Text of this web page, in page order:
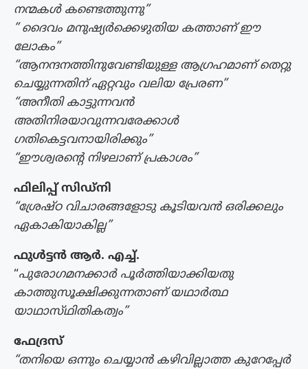
നന്മകൾ കണ്ടെത്തുന്നു”
” ദൈവം മനുഷ്യർക്കെഴുതിയ കത്താണ് ഈ
ലോകം”
“ആനന്ദനത്തിനുവേണ്ടിയുള്ള ആഗ്രഹമാണ് തെറ്റു
ചെയ്യുന്നതിന് ഏറ്റവും വലിയ പ്രേരണ”
“അനീതി കാട്ടുന്നവൻ
അതിനിരയാവുന്നവരേക്കാൾ
ഗതികെട്ടവനായിരിക്കും”
“ഈശ്വരന്റെ നിഴലാണ് പ്രകാശം”
ഫിലിപ്പ് സിഡ്നി
“ശ്രേഷ്ഠ വിചാരങ്ങളോടു കൂടിയവൻ ഒരിക്കലും
ഏകാകിയാകില്ല”
ഫുൾട്ടൻ ആർ. എച്ച്.
“പുരോഗമനക്കാർ പൂർത്തിയാക്കിയതു
കാത്തുസൂക്ഷിക്കുന്നതാണ് യഥാർത്ഥ
യാഥാസ്‌ഥിതികത്വം”
ഫേദ്രസ്
“തനിയെ ഒന്നും ചെയ്യാൻ കഴിവില്ലാത്ത കുറേപ്പേർ